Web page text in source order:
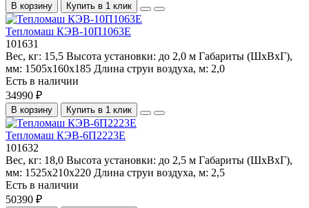
В корзину Купить в 1 клик
Тепломаш КЭВ-10П1063Е
101631
Вес, кг: 15,5 Высота установки: до 2,0 м Габариты (ШхВхГ),
мм: 1505x160x185 Длина струи воздуха, м: 2,0
Есть в наличии
34990 ₽
В корзину Купить в 1 клик
Тепломаш КЭВ-6П2223Е
101632
Вес, кг: 18,0 Высота установки: до 2,5 м Габариты (ШхВхГ),
мм: 1525x210x220 Длина струи воздуха, м: 2,5
Есть в наличии
50390 ₽